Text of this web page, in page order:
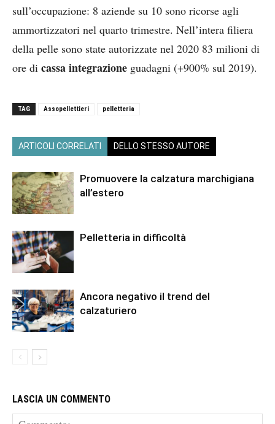
sull’occupazione: 8 aziende su 10 sono ricorse agli
ammortizzatori nel quarto trimestre. Nell’intera filiera
della pelle sono state autorizzate nel 2020 83 milioni di
ore di cassa integrazione guadagni (+900% sul 2019).
TAG Assopellettieri pelletteria
ARTICOLI CORRELATI DELLO STESSO AUTORE
Promuovere la calzatura marchigiana
all’estero
Pelletteria in difficoltà
Ancora negativo il trend del
calzaturiero
LASCIA UN COMMENTO